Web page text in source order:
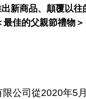
新商品、顛覆以往
佳的父親節禮物＞
公司從2020年5